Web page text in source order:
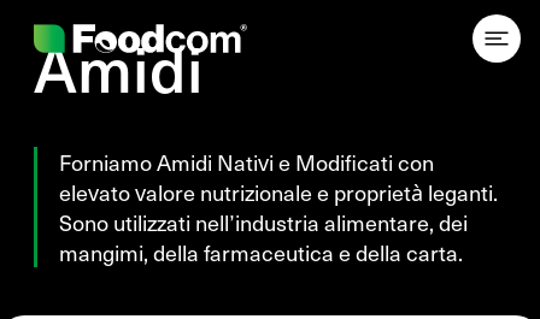
Amidi
Forniamo Amidi Nativi e Modificati con
elevato valore nutrizionale e proprietà leganti.
Sono utilizzati nell’industria alimentare, dei
mangimi, della farmaceutica e della carta.